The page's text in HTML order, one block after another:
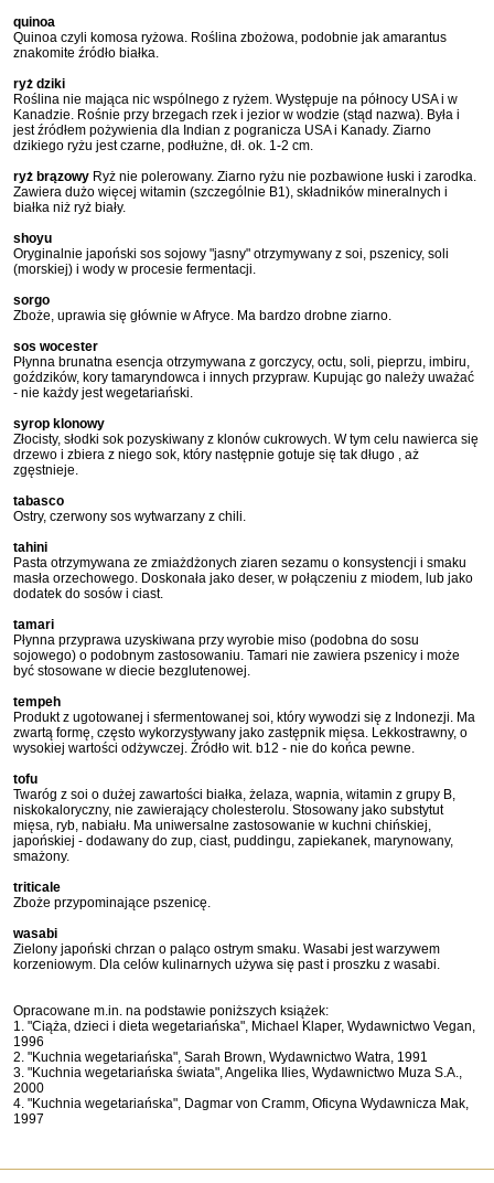
quinoa
Quinoa czyli komosa ryżowa. Roślina zbożowa, podobnie jak amarantus
znakomite źródło białka.
ryż dziki
Roślina nie mająca nic wspólnego z ryżem. Występuje na północy USA i w
Kanadzie. Rośnie przy brzegach rzek i jezior w wodzie (stąd nazwa). Była i
jest źródłem pożywienia dla Indian z pogranicza USA i Kanady. Ziarno
dzikiego ryżu jest czarne, podłużne, dł. ok. 1-2 cm.
ryż brązowy Ryż nie polerowany. Ziarno ryżu nie pozbawione łuski i zarodka.
Zawiera dużo więcej witamin (szczególnie B1), składników mineralnych i
białka niż ryż biały.
shoyu
Oryginalnie japoński sos sojowy "jasny" otrzymywany z soi, pszenicy, soli
(morskiej) i wody w procesie fermentacji.
sorgo
Zboże, uprawia się głównie w Afryce. Ma bardzo drobne ziarno.
sos wocester
Płynna brunatna esencja otrzymywana z gorczycy, octu, soli, pieprzu, imbiru,
goździków, kory tamaryndowca i innych przypraw. Kupując go należy uważać
- nie każdy jest wegetariański.
syrop klonowy
Złocisty, słodki sok pozyskiwany z klonów cukrowych. W tym celu nawierca się
drzewo i zbiera z niego sok, który następnie gotuje się tak długo , aż
zgęstnieje.
tabasco
Ostry, czerwony sos wytwarzany z chili.
tahini
Pasta otrzymywana ze zmiażdżonych ziaren sezamu o konsystencji i smaku
masła orzechowego. Doskonała jako deser, w połączeniu z miodem, lub jako
dodatek do sosów i ciast.
tamari
Płynna przyprawa uzyskiwana przy wyrobie miso (podobna do sosu
sojowego) o podobnym zastosowaniu. Tamari nie zawiera pszenicy i może
być stosowane w diecie bezglutenowej.
tempeh
Produkt z ugotowanej i sfermentowanej soi, który wywodzi się z Indonezji. Ma
zwartą formę, często wykorzystywany jako zastępnik mięsa. Lekkostrawny, o
wysokiej wartości odżywczej. Źródło wit. b12 - nie do końca pewne.
tofu
Twaróg z soi o dużej zawartości białka, żelaza, wapnia, witamin z grupy B,
niskokaloryczny, nie zawierający cholesterolu. Stosowany jako substytut
mięsa, ryb, nabiału. Ma uniwersalne zastosowanie w kuchni chińskiej,
japońskiej - dodawany do zup, ciast, puddingu, zapiekanek, marynowany,
smażony.
triticale
Zboże przypominające pszenicę.
wasabi
Zielony japoński chrzan o paląco ostrym smaku. Wasabi jest warzywem
korzeniowym. Dla celów kulinarnych używa się past i proszku z wasabi.
Opracowane m.in. na podstawie poniższych książek:
1. "Ciąża, dzieci i dieta wegetariańska", Michael Klaper, Wydawnictwo Vegan,
1996
2. "Kuchnia wegetariańska", Sarah Brown, Wydawnictwo Watra, 1991
3. "Kuchnia wegetariańska świata", Angelika Ilies, Wydawnictwo Muza S.A.,
2000
4. "Kuchnia wegetariańska", Dagmar von Cramm, Oficyna Wydawnicza Mak,
1997